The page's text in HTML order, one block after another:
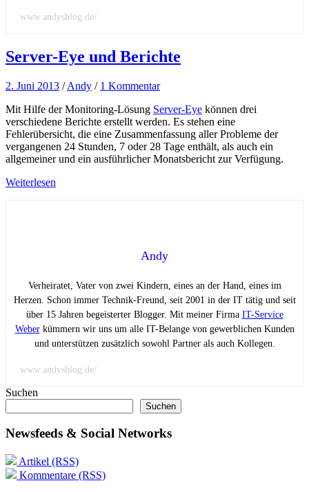
www.andysblog.de/
Server-Eye und Berichte
2. Juni 2013 /Andy / 1 Kommentar
Mit Hilfe der Monitoring-Lösung Server-Eye können drei
verschiedene Berichte erstellt werden. Es stehen eine
Fehlerübersicht, die eine Zusammenfassung aller Probleme der
vergangenen 24 Stunden, 7 oder 28 Tage enthält, als auch ein
allgemeiner und ein ausführlicher Monatsbericht zur Verfügung.
Weiterlesen
Andy
Verheiratet, Vater von zwei Kindern, eines an der Hand, eines im
Herzen. Schon immer Technik-Freund, seit 2001 in der IT tätig und seit
über 15 Jahren begeisterter Blogger. Mit meiner Firma IT-Service
Weberkümmern wir uns um alle IT-Belange von gewerblichen Kunden
und unterstützen zusätzlich sowohl Partner als auch Kollegen.
www.andysblog.de/
Suchen
Suchen
Newsfeeds & Social Networks
Artikel (RSS)
Kommentare (RSS)